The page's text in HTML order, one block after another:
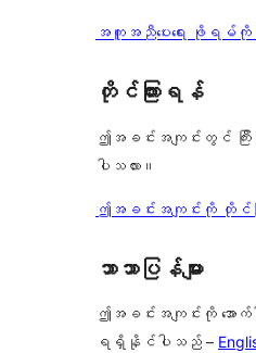
အကူအညီပေးရေး ဖိုရမ်
တိုင်ကြားရန်
ဤအခင်းအကျင်းတွင် ကြီးမာ
ပါသလား။
ဤအခင်းအကျင်းကို တိုင်က
ဘာသာပြန်များ
ဤအခင်းအကျင်းကို အောက်ပါ
ရရှိနိုင်ပါသည် –